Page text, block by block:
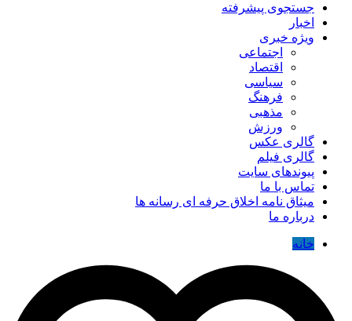
جستجوی پیشرفته
اخبار
ویژه خبری
اجتماعی
اقتصاد
سیاسی
فرهنگ
مذهبی
ورزش
گالری عکس
گالری فیلم
پیوندهای سایت
تماس با ما
میثاق نامه اخلاق حرفه ای رسانه ها
درباره ما
خانه